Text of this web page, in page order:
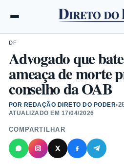
DF
Advogado que
ameaça de morte
conselho da OAB
POR REDAÇÃO DIRETO DO PODER•
ATUALIZADO EM 17/04/2026
COMPARTILHAR